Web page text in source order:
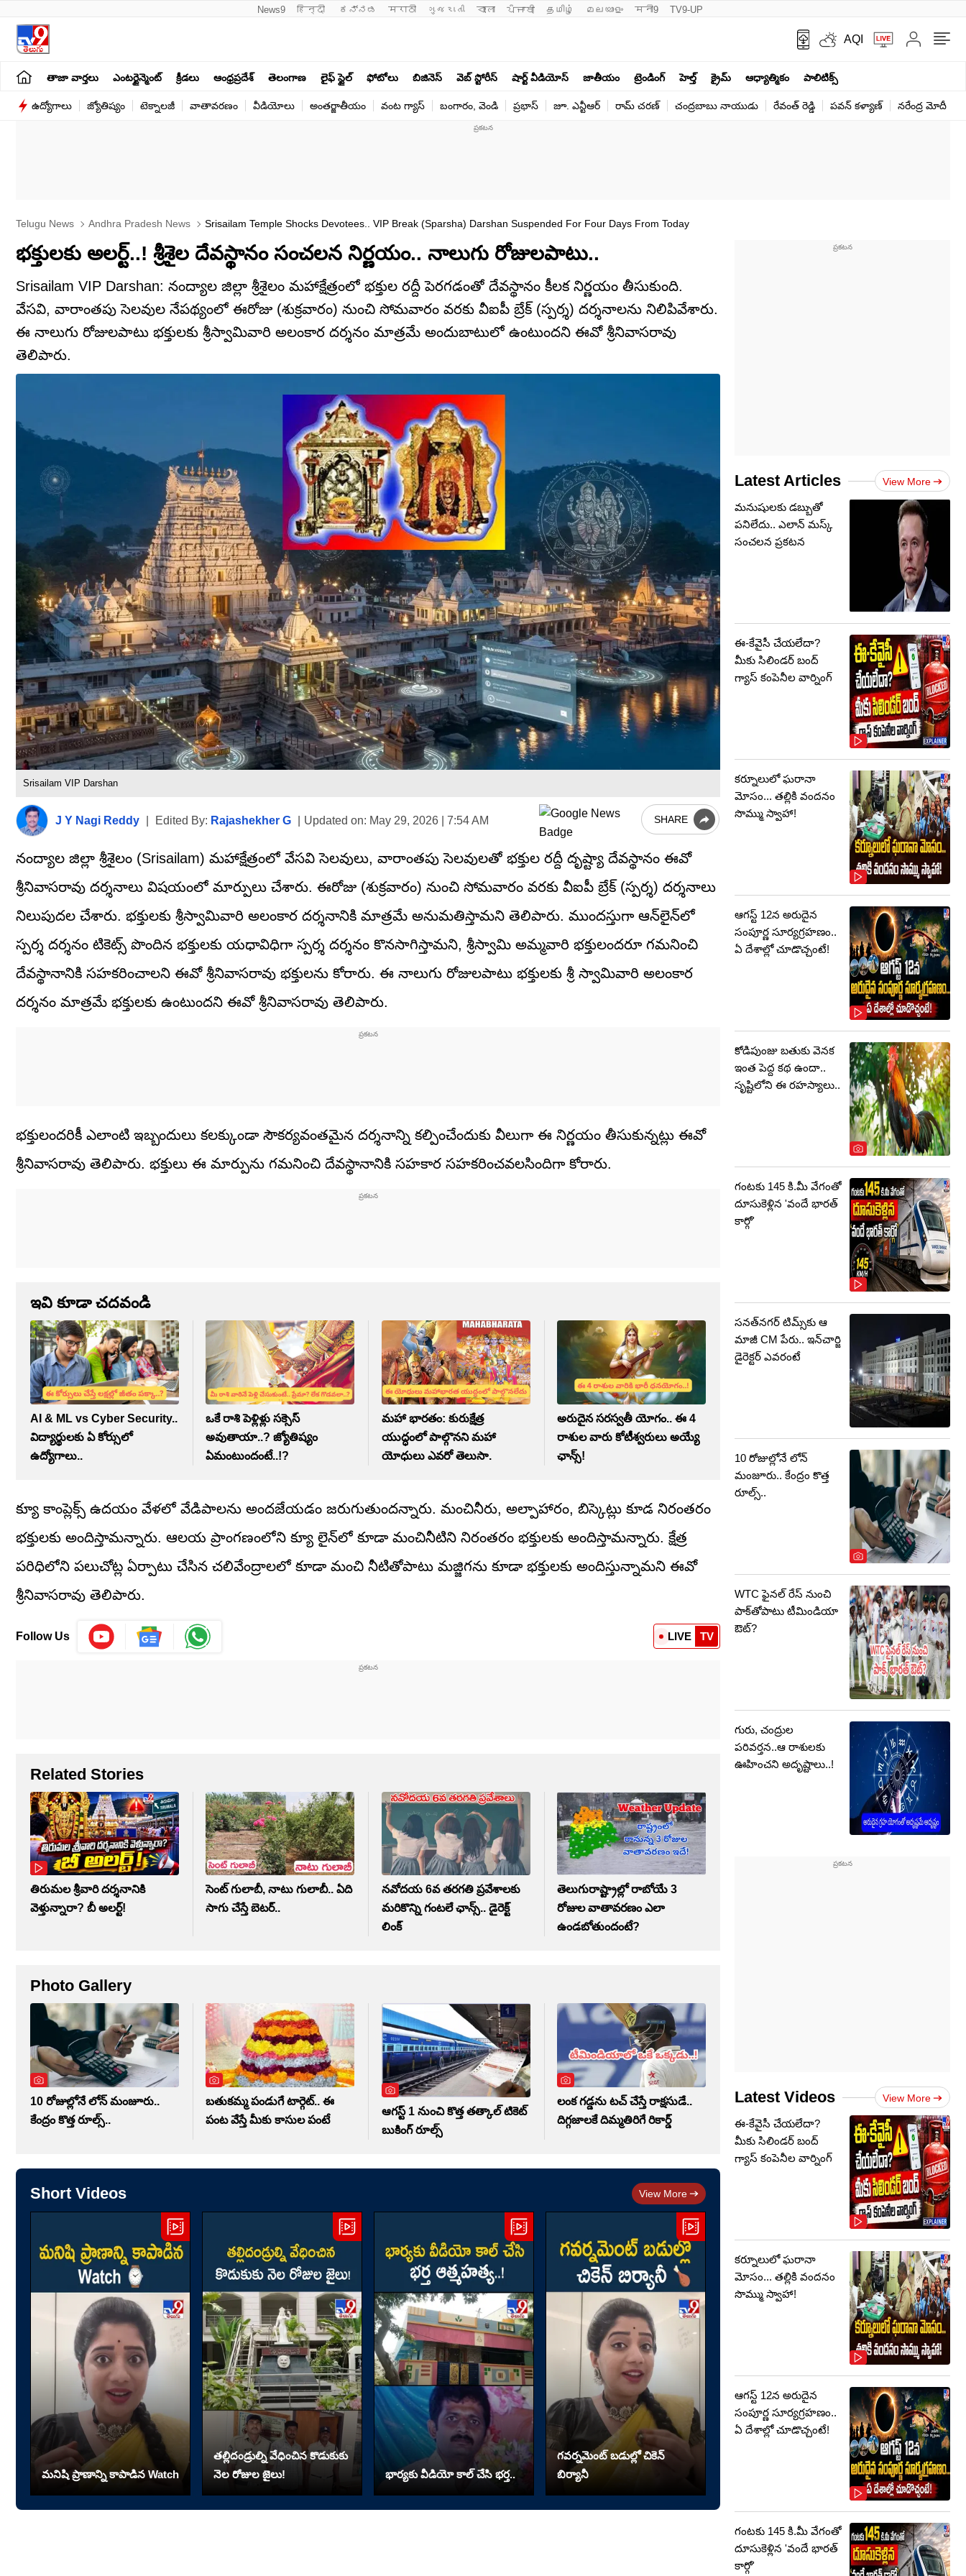
News9 हिन्दी ಕನ್ನಡ मराठी ગુજરાતી বাংলা ਪੰਜਾਬੀ தமிழ் മലയാളം मनी9 TV9-UP
AQI
తాజా వార్తలు ఎంటర్టైన్మెంట్ క్రీడలు ఆంధ్రప్రదేశ్ తెలంగాణ లైఫ్ స్టైల్ ఫోటోలు బిజినెస్ వెబ్ స్టోరీస్ షార్ట్ వీడియోస్ జాతీయం ట్రెండింగ్ హెల్త్‌ క్రైమ్ ఆధ్యాత్మికం పాలిటిక్స్‌
ఉద్యోగాలు జ్యోతిష్యం టెక్నాలజీ వాతావరణం వీడియోలు అంతర్జాతీయం వంట గ్యాస్ బంగారం, వెండి ప్రభాస్ జూ. ఎన్టీఆర్ రామ్ చ‌ర‌ణ్‌ చంద్రబాబు నాయుడు రేవంత్ రెడ్డి పవన్ కళ్యాణ్ నరేంద్ర మోదీ
Telugu News Andhra Pradesh News Srisailam Temple Shocks Devotees.. VIP Break (Sparsha) Darshan Suspended For Four Days From Today
భక్తులకు అలర్ట్..! శ్రీశైల దేవస్థానం సంచలన నిర్ణయం.. నాలుగు రోజులపాటు..
Srisailam VIP Darshan: నంద్యాల జిల్లా శ్రీశైలం మహాక్షేత్రంలో భక్తుల రద్దీ పెరగడంతో దేవస్థానం కీలక నిర్ణయం తీసుకుంది.
వేసవి, వారాంతపు సెలవుల నేపథ్యంలో ఈరోజు (శుక్రవారం) నుంచి సోమవారం వరకు వీఐపీ బ్రేక్ (స్పర్శ) దర్శనాలను నిలిపివేశారు.
ఈ నాలుగు రోజులపాటు భక్తులకు శ్రీస్వామివారి అలంకార దర్శనం మాత్రమే అందుబాటులో ఉంటుందని ఈవో శ్రీనివాసరావు
తెలిపారు.
Srisailam VIP Darshan
J Y Nagi Reddy Edited By: Rajashekher G Updated on: May 29, 2026 | 7:54 AM SHARE
నంద్యాల జిల్లా శ్రీశైలం (Srisailam) మహాక్షేత్రంలో వేసవి సెలవులు, వారాంతపు సెలవులతో భక్తుల రద్దీ దృష్ట్యా దేవస్థానం ఈవో
శ్రీనివాసరావు దర్శనాలు విషయంలో మార్పులు చేశారు. ఈరోజు (శుక్రవారం) నుంచి సోమవారం వరకు వీఐపీ బ్రేక్ (స్పర్శ) దర్శనాలు
నిలుపుదల చేశారు. భక్తులకు శ్రీస్వామివారి అలంకార దర్శనానికి మాత్రమే అనుమతిస్తామని తెలిపారు. ముందస్తుగా ఆన్‌లైన్‌లో
స్పర్శ దర్శనం టికెట్స్ పొందిన భక్తులకు యధావిధిగా స్పర్శ దర్శనం కొనసాగిస్తామని, శ్రీస్వామి అమ్మవారి భక్తులందరూ గమనించి
దేవస్థానానికి సహకరించాలని ఈవో శ్రీనివాసరావు భక్తులను కోరారు. ఈ నాలుగు రోజులపాటు భక్తులకు శ్రీ స్వామివారి అలంకార
దర్శనం మాత్రమే భక్తులకు ఉంటుందని ఈవో శ్రీనివాసరావు తెలిపారు.
భక్తులందరికీ ఎలాంటి ఇబ్బందులు కలక్కుండా సౌకర్యవంతమైన దర్శనాన్ని కల్పించేందుకు వీలుగా ఈ నిర్ణయం తీసుకున్నట్లు ఈవో
శ్రీనివాసరావు తెలిపారు. భక్తులు ఈ మార్పును గమనించి దేవస్థానానికి సహకార సహకరించవలసిందిగా కోరారు.
ఇవి కూడా చదవండి
AI & ML vs Cyber Security..
విద్యార్థులకు ఏ కోర్సులో
ఉద్యోగాలు..
ఒకే రాశి పెళ్లిళ్లు సక్సెస్
అవుతాయా..? జ్యోతిష్యం
ఏమంటుందంటే..!?
మహా భారతం: కురుక్షేత్ర
యుద్ధంలో పాల్గొనని మహా
యోధులు ఎవరో తెలుసా.
అరుదైన సరస్వతీ యోగం.. ఈ 4
రాశుల వారు కోటీశ్వరులు అయ్యే
ఛాన్స్!
క్యూ కాంప్లెక్స్ ఉదయం వేళలో వేడిపాలను అందజేయడం జరుగుతుందన్నారు. మంచినీరు, అల్పాహారం, బిస్కెట్లు కూడ నిరంతరం
భక్తులకు అందిస్తామన్నారు. ఆలయ ప్రాంగణంలోని క్యూ లైన్‌లో కూడా మంచినీటిని నిరంతరం భక్తులకు అందిస్తామన్నారు. క్షేత్ర
పరిధిలోని పలుచోట్ల ఏర్పాటు చేసిన చలివేంద్రాలలో కూడా మంచి నీటితోపాటు మజ్జిగను కూడా భక్తులకు అందిస్తున్నామని ఈవో
శ్రీనివాసరావు తెలిపారు.
Follow Us LIVE TV
Related Stories
తిరుమల శ్రీవారి దర్శనానికి
వెళ్తున్నారా? బీ అలర్ట్‌!
సెంట్ గులాబీ, నాటు గులాబీ.. ఏది
సాగు చేస్తే బెటర్..
నవోదయ 6వ తరగతి ప్రవేశాలకు
మరికొన్ని గంటలే ఛాన్స్.. డైరెక్ట్
లింక్
తెలుగురాష్ట్రాల్లో రాబోయే 3
రోజుల వాతావరణం ఎలా
ఉండబోతుందంటే?
Photo Gallery
10 రోజుల్లోనే లోన్ మంజూరు..
కేంద్రం కొత్త రూల్స్..
బతుకమ్మ పండుగే టార్గెట్.. ఈ
పంట వేస్తే మీకు కాసుల పంటే
ఆగస్ట్ 1 నుంచి కొత్త తత్కాల్ టికెట్
బుకింగ్ రూల్స్
లంక గడ్డను టచ్ చేస్తే రాక్షసుడే..
దిగ్గజాలకే దిమ్మతిరిగే రికార్డ్
Short Videos View More
మనిషి ప్రాణాన్ని కాపాడిన Watch
తల్లిదండ్రుల్ని వేధించిన కొడుకుకు
నెల రోజుల జైలు!
భార్యకు వీడియో కాల్ చేసి భర్త..
గవర్నమెంట్ బడుల్లో చికెన్
బిర్యానీ
Latest Articles View More
మనుషులకు డబ్బుతో
పనిలేదు.. ఎలాన్ మస్క్
సంచలన ప్రకటన
ఈ-కేవైసీ చేయలేదా?
మీకు సిలిండర్ బంద్
గ్యాస్ కంపెనీల వార్నింగ్
కర్నూలులో ఘరానా
మోసం... తల్లికి వందనం
సొమ్ము స్వాహా!
ఆగస్ట్ 12న అరుదైన
సంపూర్ణ సూర్యగ్రహణం..
ఏ దేశాల్లో చూడొచ్చంటే!
కోడిపుంజు బతుకు వెనక
ఇంత పెద్ద కథ ఉందా..
సృష్టిలోని ఈ రహస్యాలు..
గంటకు 145 కి.మీ వేగంతో
దూసుకెళ్లిన 'వందే భారత్
కార్గో'
సనత్‌నగర్ టిమ్స్‌కు ఆ
మాజీ CM పేరు.. ఇన్‌చార్జి
డైరెక్టర్‌ ఎవరంటే
10 రోజుల్లోనే లోన్
మంజూరు.. కేంద్రం కొత్త
రూల్స్..
WTC ఫైనల్ రేస్ నుంచి
పాక్‌తోపాటు టీమిండియా
ఔట్?
గురు, చంద్రుల
పరివర్తన..ఆ రాశులకు
ఊహించని అదృష్టాలు..!
Latest Videos View More
ఈ-కేవైసీ చేయలేదా?
మీకు సిలిండర్ బంద్
గ్యాస్ కంపెనీల వార్నింగ్
కర్నూలులో ఘరానా
మోసం... తల్లికి వందనం
సొమ్ము స్వాహా!
ఆగస్ట్ 12న అరుదైన
సంపూర్ణ సూర్యగ్రహణం..
ఏ దేశాల్లో చూడొచ్చంటే!
గంటకు 145 కి.మీ వేగంతో
దూసుకెళ్లిన 'వందే భారత్
కార్గో'